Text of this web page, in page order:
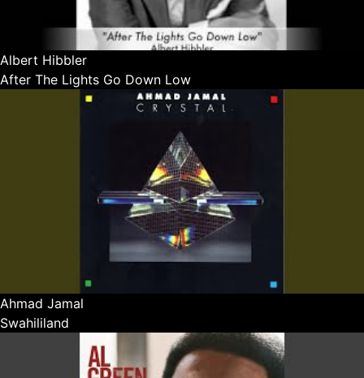
Albert Hibbler
After The Lights Go Down Low
Ahmad Jamal
Swahililand